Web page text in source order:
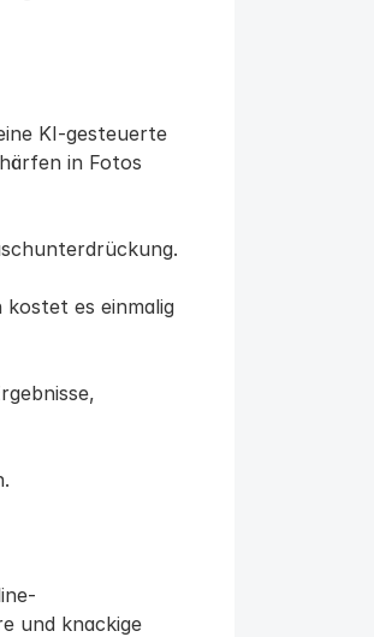
KI-gesteuerte
in Fotos
es einmalig
und knackige